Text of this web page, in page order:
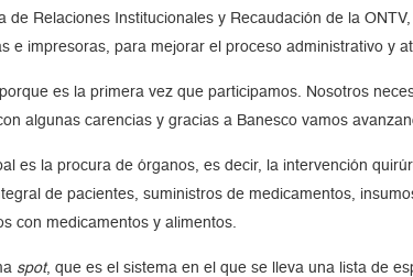
Relaciones Institucionales y Recaudación de la
e impresoras, para mejorar el proceso administrativo y
es la primera vez que participamos. Nosotros
algunas carencias y gracias a Banesco vamos
es la procura de órganos, es decir, la intervención
de pacientes, suministros de medicamentos,
con medicamentos y alimentos.
spot, que es el sistema en el que se lleva una lista de